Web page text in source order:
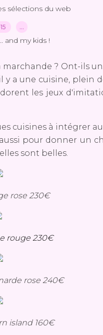
sélections du web
…
and my kids !
? Ont-ils
y a une cuisine, plein
les jeux
cuisines à intégrer
pour donner un
sont belles.
rose 230€
rouge 230€
rose 240€
island 160€